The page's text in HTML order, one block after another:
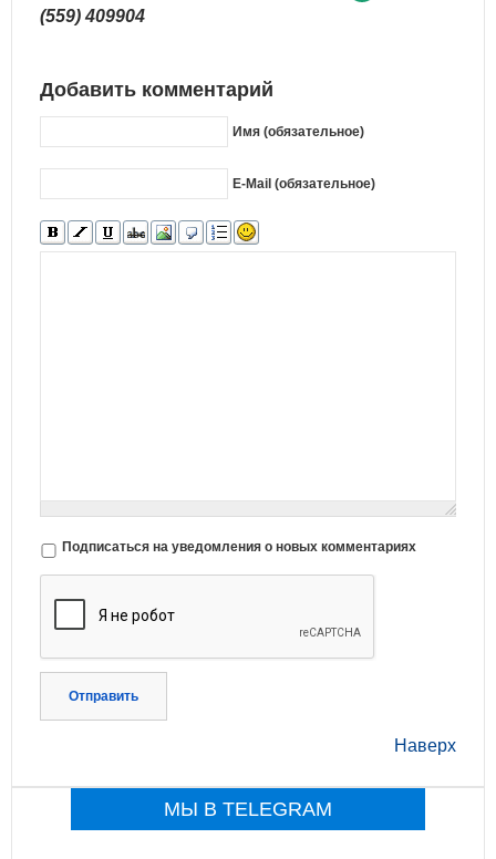
(559) 409904
Добавить комментарий
Имя (обязательное)
E-Mail (обязательное)
Подписаться на уведомления о новых комментариях
Отправить
Наверх
МЫ В TELEGRAM